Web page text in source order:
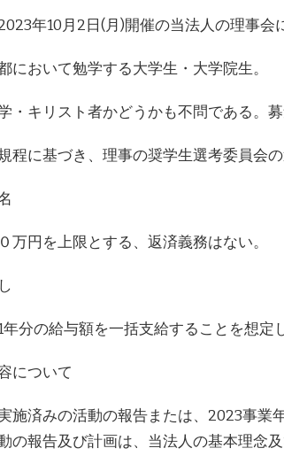
年10月2日(月)開催の当法人の理事
において勉学する大学生・大学院生。
・キリスト者かどうかも不問である。募
程に基づき、理事の奨学生選考委員会
万円を上限とする、返済義務はない。
年分の給与額を一括支給することを想定
について
施済みの活動の報告または、2023事
の報告及び計画は、当法人の基本理念